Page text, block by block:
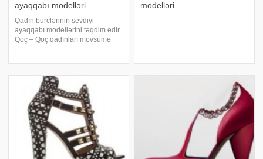
ayaqqabı modelləri
Qadın bürclərinin sevdiyi
ayaqqabı modellərini təqdim edir.
Qoç – Qoç qadınları mövsümə
ayaqqabılar daha çoxdur. Ancaq
qırmızı, narıncı, sar
modelləri